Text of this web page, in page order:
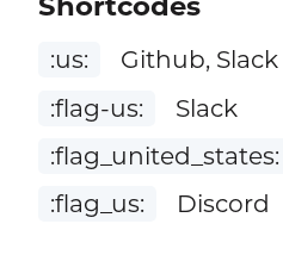
:us:
Github, Slack
:flag-us:
Slack
:flag_united_states:
:flag_us:
Discord